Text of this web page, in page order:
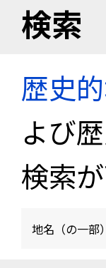
検索
歴史
よび
検索が
地名（の一部